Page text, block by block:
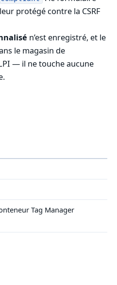
protégé contre la CSRF
n’est enregistré, et le
le magasin de
— il ne touche aucune
Tag Manager